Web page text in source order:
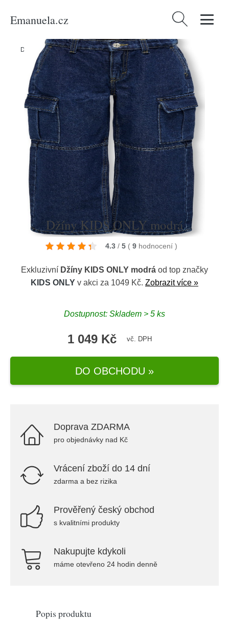
Emanuela.cz Vyhledávání
Domů /Produkty/Děti/Džíny KIDS ONLY modrá
Džíny KIDS ONLY modrá
4.3 / 5 ( 9 hodnocení )
Exkluzivní Džíny KIDS ONLY modrá od top značky
KIDS ONLY v akci za 1049 Kč. Zobrazit více »
Dostupnost: Skladem > 5 ks
1 049 Kč vč. DPH
DO OBCHODU »
Doprava ZDARMA
pro objednávky nad Kč
Vrácení zboží do 14 dní
zdarma a bez rizika
Prověřený český obchod
s kvalitními produkty
Nakupujte kdykoli
máme otevřeno 24 hodin denně
Popis produktu